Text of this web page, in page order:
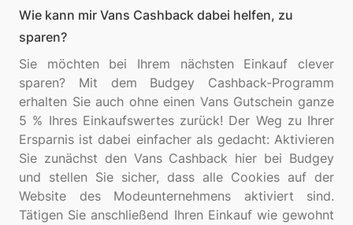
Wie kann mir Vans Cashback dabei helfen, zu
sparen?
Sie möchten bei Ihrem nächsten Einkauf clever
sparen? Mit dem Budgey Cashback-Programm
erhalten Sie auch ohne einen Vans Gutschein ganze
5 % Ihres Einkaufswertes zurück! Der Weg zu Ihrer
Ersparnis ist dabei einfacher als gedacht: Aktivieren
Sie zunächst den Vans Cashback hier bei Budgey
und stellen Sie sicher, dass alle Cookies auf der
Website des Modeunternehmens aktiviert sind.
Tätigen Sie anschließend Ihren Einkauf wie gewohnt